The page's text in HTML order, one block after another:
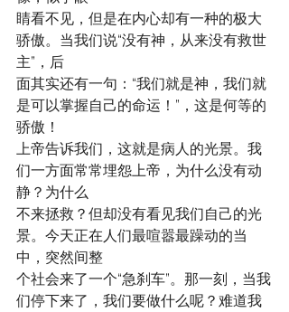
睛看不见，但是在内心却有一种的极大
骄傲。当我们说“没有神，从来没有救世
主”，后
面其实还有一句：“我们就是神，我们就
是可以掌握自己的命运！”，这是何等的
骄傲！
上帝告诉我们，这就是病人的光景。我
们一方面常常埋怨上帝，为什么没有动
静？为什么
不来拯救？但却没有看见我们自己的光
景。今天正在人们最喧嚣最躁动的当
中，突然间整
个社会来了一个“急刹车”。那一刻，当我
们停下来了，我们要做什么呢？难道我